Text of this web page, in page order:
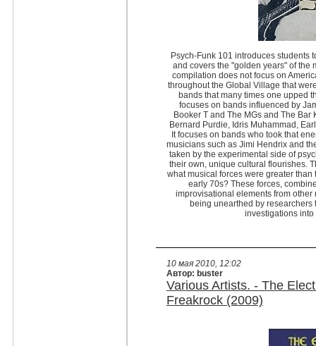
Psych-Funk 101 introduces students
and covers the "golden years" of the
compilation does not focus on
throughout the Global Village that
bands that many times one upped
focuses on bands influenced by
Booker T and The MGs and The
Bernard Purdie, Idris Muhammad,
It focuses on bands who took that
musicians such as Jimi Hendrix and
taken by the experimental side of
their own, unique cultural flourishes.
what musical forces were greater
early 70s? These forces,
improvisational elements from
being unearthed by
investigations into
10 мая 2010, 12:02
Автор: buster
Various Artists. - The
Freakrock (2009)